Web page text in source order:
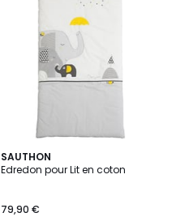
SAUTHON
Edredon pour Lit en coton
79,90 €